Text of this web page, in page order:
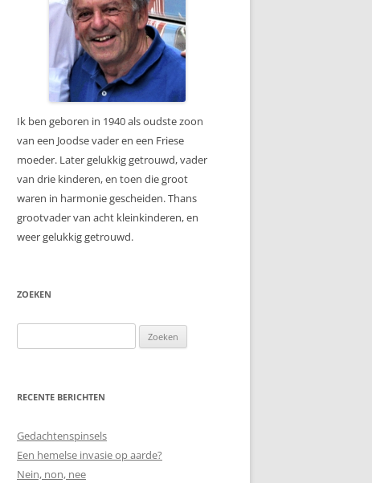
Ik ben geboren in 1940 als oudste zoon
van een Joodse vader en een Friese
moeder. Later gelukkig getrouwd, vader
van drie kinderen, en toen die groot
waren in harmonie gescheiden. Thans
grootvader van acht kleinkinderen, en
weer gelukkig getrouwd.
ZOEKEN
naar:
RECENTE BERICHTEN
Gedachtenspinsels
Een hemelse invasie op aarde?
Nein, non, nee